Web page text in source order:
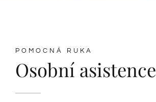
POMOCNÁ RUKA
Osobní asistence